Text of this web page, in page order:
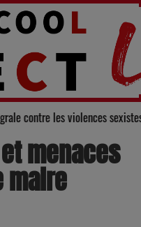
d'une loi intégrale contre
menaces
maire